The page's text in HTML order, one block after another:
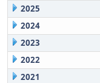
2025
2024
2023
2022
2021